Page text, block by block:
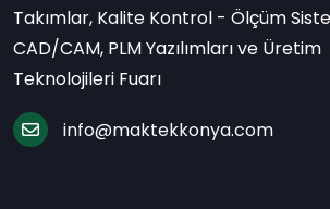
Takımlar, Kalite Kontrol - Ölçüm
CAD/CAM, PLM Yazılımları ve Üretim
Teknolojileri Fuarı
info@maktekkonya.com